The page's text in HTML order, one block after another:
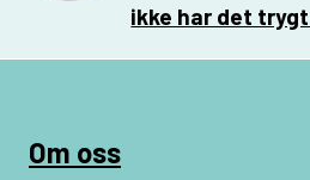
ikke har det
Om oss